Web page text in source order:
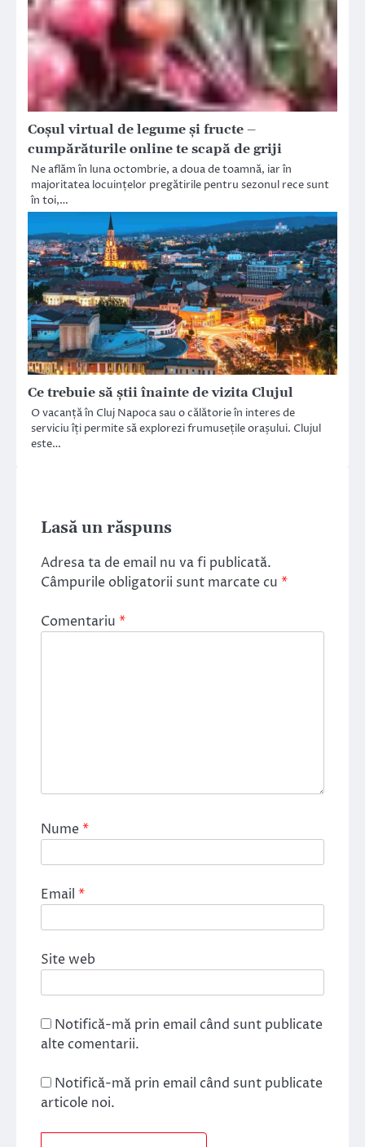
Coșul virtual de legume și fructe –
cumpărăturile online te scapă de griji
Ne aflăm în luna octombrie, a doua de toamnă, iar în
majoritatea locuințelor pregătirile pentru sezonul rece sunt
în toi,…
Ce trebuie să știi înainte de vizita Clujul
O vacanță în Cluj Napoca sau o călătorie în interes de
serviciu îți permite să explorezi frumusețile orașului. Clujul
este…
Lasă un răspuns
Adresa ta de email nu va fi publicată.
Câmpurile obligatorii sunt marcate cu *
Comentariu *
Nume*
Email *
Site web
Notifică-mă prin email când sunt publicate
alte comentarii.
Notifică-mă prin email când sunt publicate
articole noi.